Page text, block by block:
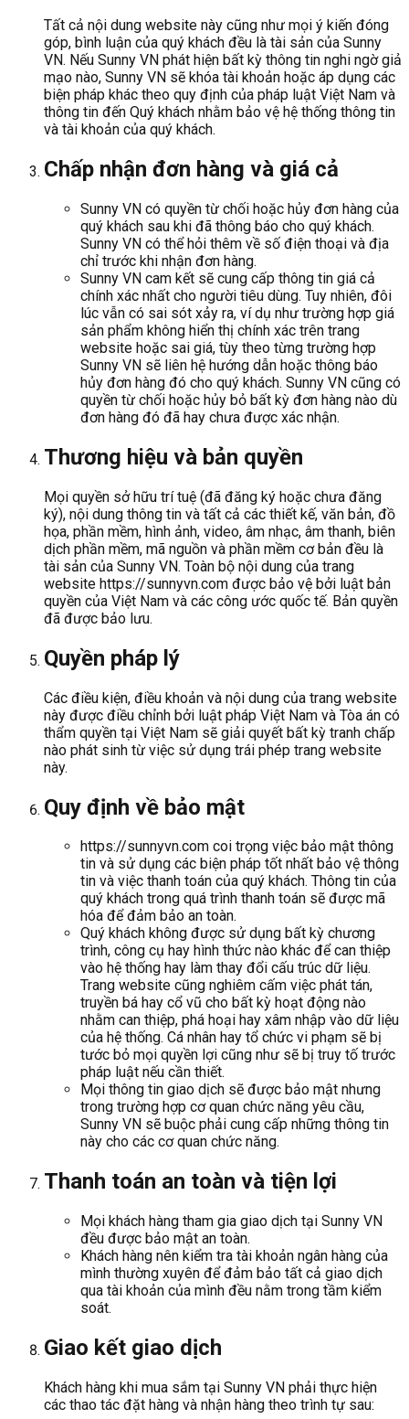
Tất cả nội dung website này cũng như mọi ý kiến đóng
góp, bình luận của quý khách đều là tài sản của Sunny
VN. Nếu Sunny VN phát hiện bất kỳ thông tin nghi ngờ giả
mạo nào, Sunny VN sẽ khóa tài khoản hoặc áp dụng các
biện pháp khác theo quy định của pháp luật Việt Nam và
thông tin đến Quý khách nhằm bảo vệ hệ thống thông tin
và tài khoản của quý khách.
Chấp nhận đơn hàng và giá cả
Sunny VN có quyền từ chối hoặc hủy đơn hàng của
quý khách sau khi đã thông báo cho quý khách.
Sunny VN có thể hỏi thêm về số điện thoại và địa
chỉ trước khi nhận đơn hàng.
Sunny VN cam kết sẽ cung cấp thông tin giá cả
chính xác nhất cho người tiêu dùng. Tuy nhiên, đôi
lúc vẫn có sai sót xảy ra, ví dụ như trường hợp giá
sản phẩm không hiển thị chính xác trên trang
website hoặc sai giá, tùy theo từng trường hợp
Sunny VN sẽ liên hệ hướng dẫn hoặc thông báo
hủy đơn hàng đó cho quý khách. Sunny VN cũng có
quyền từ chối hoặc hủy bỏ bất kỳ đơn hàng nào dù
đơn hàng đó đã hay chưa được xác nhận.
Thương hiệu và bản quyền
Mọi quyền sở hữu trí tuệ (đã đăng ký hoặc chưa đăng
ký), nội dung thông tin và tất cả các thiết kế, văn bản, đồ
họa, phần mềm, hình ảnh, video, âm nhạc, âm thanh, biên
dịch phần mềm, mã nguồn và phần mềm cơ bản đều là
tài sản của Sunny VN. Toàn bộ nội dung của trang
website https://sunnyvn.com được bảo vệ bởi luật bản
quyền của Việt Nam và các công ước quốc tế. Bản quyền
đã được bảo lưu.
Quyền pháp lý
Các điều kiện, điều khoản và nội dung của trang website
này được điều chỉnh bởi luật pháp Việt Nam và Tòa án có
thẩm quyền tại Việt Nam sẽ giải quyết bất kỳ tranh chấp
nào phát sinh từ việc sử dụng trái phép trang website
này.
Quy định về bảo mật
https://sunnyvn.com coi trọng việc bảo mật thông
tin và sử dụng các biện pháp tốt nhất bảo vệ thông
tin và việc thanh toán của quý khách. Thông tin của
quý khách trong quá trình thanh toán sẽ được mã
hóa để đảm bảo an toàn.
Quý khách không được sử dụng bất kỳ chương
trình, công cụ hay hình thức nào khác để can thiệp
vào hệ thống hay làm thay đổi cấu trúc dữ liệu.
Trang website cũng nghiêm cấm việc phát tán,
truyền bá hay cổ vũ cho bất kỳ hoạt động nào
nhằm can thiệp, phá hoại hay xâm nhập vào dữ liệu
của hệ thống. Cá nhân hay tổ chức vi phạm sẽ bị
tước bỏ mọi quyền lợi cũng như sẽ bị truy tố trước
pháp luật nếu cần thiết.
Mọi thông tin giao dịch sẽ được bảo mật nhưng
trong trường hợp cơ quan chức năng yêu cầu,
Sunny VN sẽ buộc phải cung cấp những thông tin
này cho các cơ quan chức năng.
Thanh toán an toàn và tiện lợi
Mọi khách hàng tham gia giao dịch tại Sunny VN
đều được bảo mật an toàn.
Khách hàng nên kiểm tra tài khoản ngân hàng của
mình thường xuyên để đảm bảo tất cả giao dịch
qua tài khoản của mình đều nằm trong tầm kiểm
soát.
Giao kết giao dịch
Khách hàng khi mua sắm tại Sunny VN phải thực hiện
các thao tác đặt hàng và nhận hàng theo trình tự sau: